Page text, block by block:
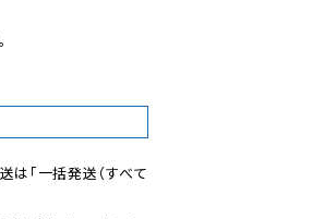
は「一括発送（すべて